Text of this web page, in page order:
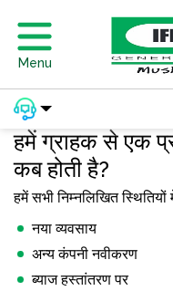
Menu
हमें ग्राहक से एक
कब होती है?
हमें सभी निम्नलिखित
नया व्यवसाय
अन्य कंपनी नवीकरण
ब्याज हस्तांतरण पर